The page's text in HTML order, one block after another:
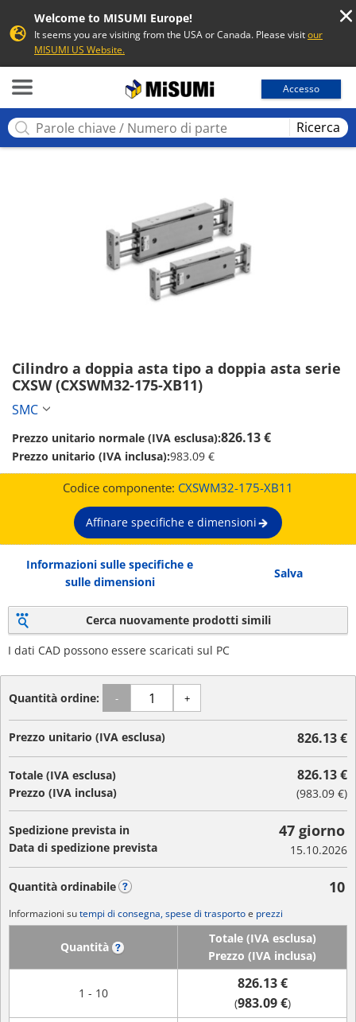
Welcome to MISUMI Europe!
It seems you are visiting from the USA or Canada. Please visitour
MISUMI US Website.
Accesso
Ricerca
Cilindro a doppia asta tipo a doppia asta serie
CXSW (CXSWM32-175-XB11)
SMC
Prezzo unitario normale (IVA esclusa):826.13 €
Prezzo unitario (IVA inclusa):983.09 €
Codice componente: CXSWM32-175-XB11
Affinare specifiche e dimensioni
Informazioni sulle specifiche e
sulle dimensioni
Salva
Cerca nuovamente prodotti simili
I dati CAD possono essere scaricati sul PC
Quantità ordine: - +
Prezzo unitario (IVA esclusa) 826.13 €
Totale (IVA esclusa)
Prezzo (IVA inclusa)
826.13 €
(983.09 €)
Spedizione prevista in
Data di spedizione prevista
47 giorno
15.10.2026
Quantità ordinabile 10
Informazioni sutempi di consegna, spese di trasportoe prezzi
Quantità
Totale (IVA esclusa)
Prezzo (IVA inclusa)
1 - 10
826.13 €
(983.09 €)